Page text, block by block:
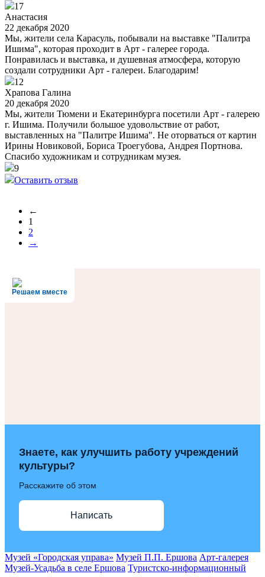
17
Анастасия
22 декабря 2020
Мы, жители села Карасуль, побывали на выставке "Палитра
Ишима", которая проходит в Арт - галерее города.
Понравилась и выставка, и душевная атмосфера, которую
создали сотрудники Арт - галереи. Благодарим!
12
Храпова Галина
20 декабря 2020
Мы, жители Тюмени и Екатеринбурга посетили Арт - галерею
г. Ишима. Получили большое удовольствие от работ,
выставленных на "Палитре Ишима". Не оторваться от картин
Ирины Новиковой, Бориса Троегубова, Андрея Портнова.
Спасибо художникам и сотрудникам музея.
9
Оставить отзыв
←
1
2
→
Решаем вместе
Знаете, как улучшить работу учреждений
культуры?
Расскажите об этом
Написать
Музей «Городская управа» Музей П.П. Ершова Арт-галерея
Музей-Усадьба в селе Ершова Туристско-информационный